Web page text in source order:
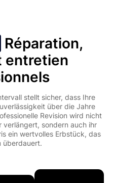
Réparation,
entretien
stellt sicher, dass Ihre
über die Jahre
Revision wird nicht
verlängert, sondern auch ihr
ein wertvolles Erbstück, das
überdauert.